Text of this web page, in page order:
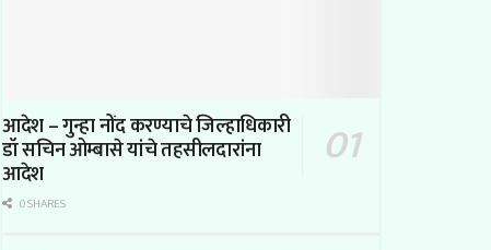
आदेश – गुन्हा नोंद करण्याचे जिल्हाधिकारी
डॉ सचिन ओम्बासे यांचे तहसीलदारांना
आदेश
0 SHARES